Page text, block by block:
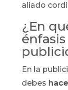
aliado
¿En
En la
debes